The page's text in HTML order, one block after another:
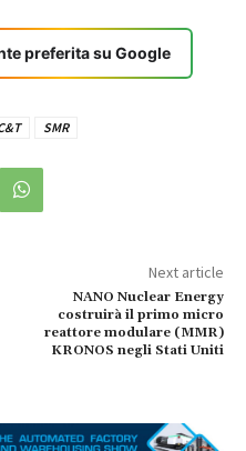
preferita su Google
SMR
Next article
NANO Nuclear Energy
costruirà il primo micro
reattore modulare (MMR)
KRONOS negli Stati Uniti